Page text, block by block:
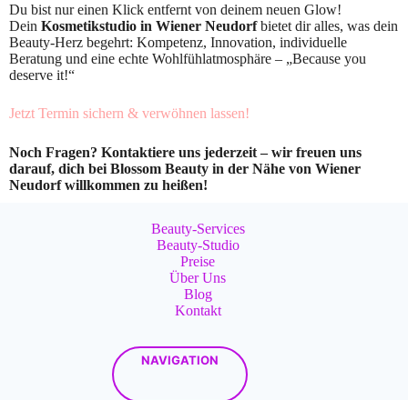
Du bist nur einen Klick entfernt von deinem neuen Glow!
Dein Kosmetikstudio in Wiener Neudorfbietet dir alles, was dein
Beauty-Herz begehrt: Kompetenz, Innovation, individuelle
Beratung und eine echte Wohlfühlatmosphäre – „Because you
deserve it!“
Jetzt Termin sichern & verwöhnen lassen!
Noch Fragen? Kontaktiere uns jederzeit – wir freuen uns
darauf, dich bei Blossom Beauty in der Nähe von Wiener
Neudorf willkommen zu heißen!
Beauty-Services
Beauty-Studio
Preise
Über Uns
Blog
Kontakt
NAVIGATION